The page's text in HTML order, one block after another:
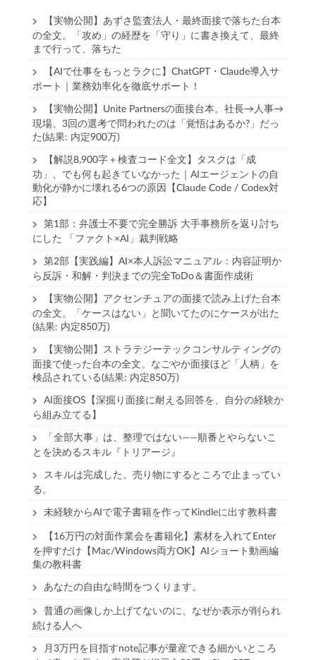
【実物公開】あずさ監査法人・最終面接で落ちた台本
の全文。「攻め」の経歴を「守り」に書き換えて、最終
まで行って、落ちた
【AIで仕事をもっとラクに】ChatGPT・Claude導入サ
ポート｜業務効率化を徹底サポート！
【実物公開】Unite Partnersの面接台本。社長→人事→
現場、3回の選考で問われたのは「覚悟はあるか?」だっ
た(結果: 内定900万)
【解説8,900字＋検査コード全文】タスクは「成
功」、でも何も起きていなかった｜AIエージェントの自
動化が静かに壊れる6つの原因【Claude Code / Codex対
応】
第1部：弁護士不要で完全勝訴 大手事務所を返り討ち
にした 「ファクト×AI」裁判戦略
第2部【実践編】AI×本人訴訟マニュアル：内容証明か
ら反訴・和解・判決までの完全ToDo＆書面作成術
【実物公開】アクセンチュアの面接で読み上げた台本
の全文。「ケースはない」と聞いてたのにケースが出た
(結果: 内定850万)
【実物公開】ストラテジーテックコンサルティングの
面接で使った台本の全文。なごやか面接ほど「人柄」を
検品されている(結果: 内定850万)
AI面接OS【深掘り面接に耐える回答を、自分の経験か
ら組み立てる】
「全部大事」は、整理ではない——順番とやらないこ
とを決めるスキル『トリアージ』
スキルは完成した。売り物にするところで止まってい
る。
未経験からAIで電子書籍を作ってKindleに出す教科書
【16万円の対面作業会を書籍化】素材を入れてEnter
を押すだけ【Mac/Windows両方OK】AIショート動画編
集の教科書
あなたの自由な時間をつくります。
普通の画像しか上げてないのに、なぜか表示が削られ
続ける人へ
月3万円を目指すnote記事が量産できる細かいところ